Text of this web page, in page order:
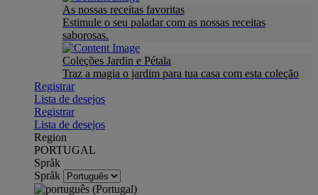
As nossas receitas favoritas
Estimule o seu paladar com as nossas receitas
saborosas.
Coleções Jardin e Pétala
Traz a magia o jardim para tua casa com esta coleção
Registrar
Lista de desejos
Registrar
Lista de desejos
Region
PORTUGAL
Språk
Språk